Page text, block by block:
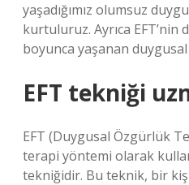
yaşadığımız olumsuz
kurtuluruz. Ayrıca EFT’nin
boyunca yaşanan duygusal
EFT tekniği
EFT (Duygusal Özgürlük
terapi yöntemi olarak
tekniğidir. Bu teknik, bir